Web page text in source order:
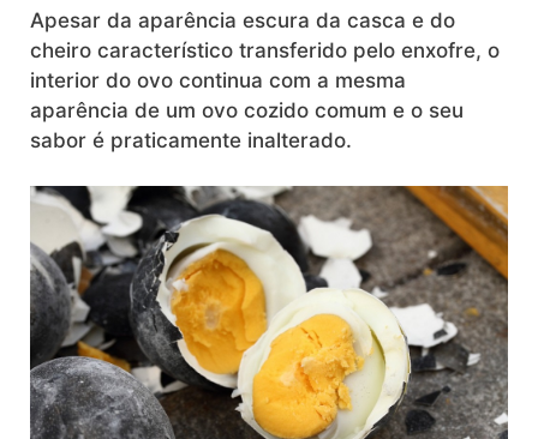
Apesar da aparência escura da casca e do
cheiro característico transferido pelo enxofre, o
interior do ovo continua com a mesma
aparência de um ovo cozido comum e o seu
sabor é praticamente inalterado.